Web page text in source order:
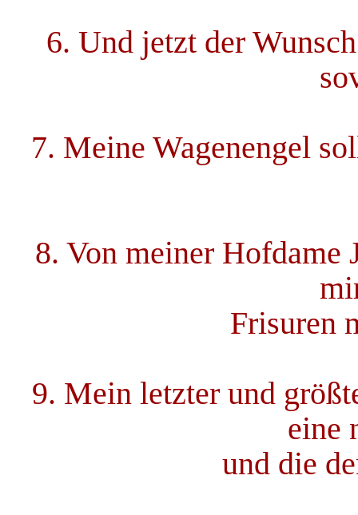
6. Und jetzt der
7. Meine Wagenengel
8. Von meiner Hofdame
Frisuren
9. Mein letzter und
eine
und die